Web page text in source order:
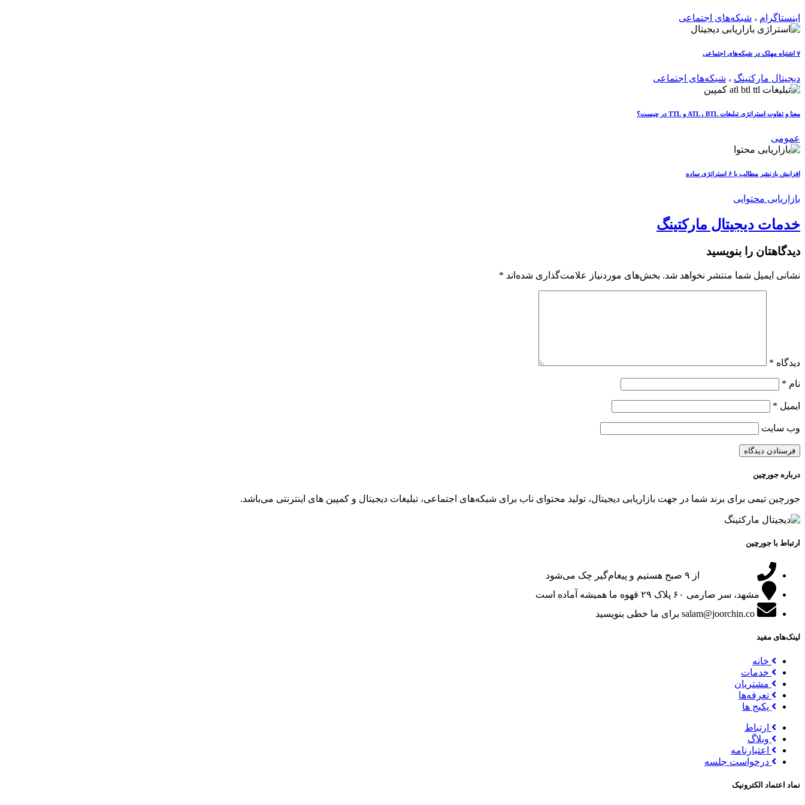
اینستاگرام ، شبکه‌های اجتماعی
۷ اشتباه مهلک در شبکه‌های اجتماعی
دیجیتال مارکتینگ ، شبکه‌های اجتماعی
معنا و تفاوت استراتژی تبلیغات ATL ، BTL و TTL در چیست؟
عمومی
افزایش بازنشر مطالب با ۶ استراتژی ساده
بازاریابی محتوایی
خدمات دیجیتال مارکتینگ
دیدگاهتان را بنویسید
نشانی ایمیل شما منتشر نخواهد شد. بخش‌های موردنیاز علامت‌گذاری شده‌اند *
دیدگاه *
نام *
ایمیل *
وب‌ سایت
درباره جورچین
جورچین تیمی برای برند شما در جهت بازاریابی دیجیتال، تولید محتوای ناب برای شبکه‌های اجتماعی، تبلیغات دیجیتال و کمپین های اینترنتی می‌باشد.
ارتباط با جورچین
از ۹ صبح هستیم و پیغام‌گیر چک می‌شود
مشهد، سر صارمی ۶۰ پلاک ۲۹
قهوه ما همیشه آماده است
salam@joorchin.co برای ما خطی بنویسید
لینک‌های مفید
خانه
خدمات
مشتریان
تعرفه‌ها
پکیج ها
ارتباط
وبلاگ
اعتبارنامه
درخواست جلسه
نماد اعتماد الکترونیک